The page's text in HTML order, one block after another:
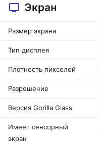
Экран
Размер экрана
Тип дисплея
Плотность пикселей
Разрешение
Версия Gorilla Glass
Имеет сенсорный
экран